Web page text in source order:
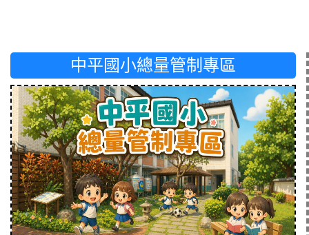
中平國小總量管制專區